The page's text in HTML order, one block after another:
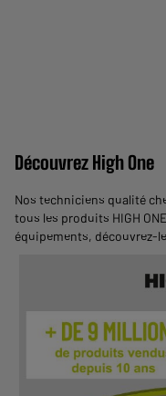
Découvrez High One
Nos techniciens qualité
tous les produits HIGH
équipements, découvrez-